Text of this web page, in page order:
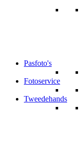
Pasfoto's
Fotoservice
Tweedehands